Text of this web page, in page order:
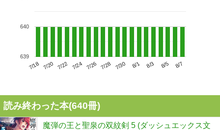
7/18 7/20 7/22 7/24 7/26 7/28 7/30 8/1 8/3 8/5 8/7
639
640
読み終わった本(640冊)
魔弾の王と聖泉の双紋剣 5 (ダッシュエックス文